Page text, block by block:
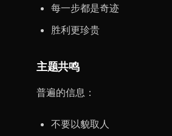
每一步都是奇迹
胜利更珍贵
主题共鸣
普遍的信息：
不要以貌取人